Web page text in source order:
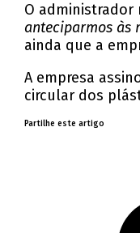
O administrador
anteciparmos às
ainda que a
A empresa
circular dos
Partilhe este artigo